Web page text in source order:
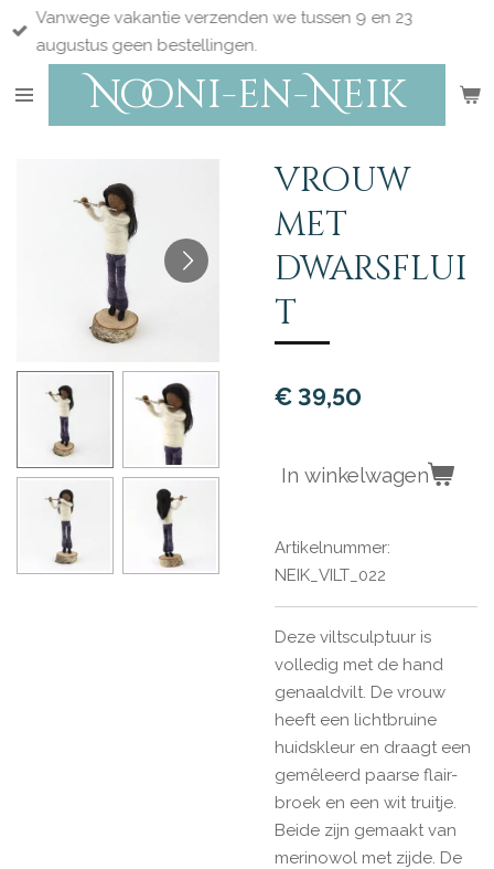
Ga
direct
de
Nooni-en-Neik
Vanwege vakantie verzenden we tussen 9 en 23
augustus geen bestellingen.
vrouw
met
dwarsflui
t
€ 39,50
In winkelwagen
Artikelnummer:
NEIK_VILT_022
Deze viltsculptuur is
volledig met de hand
genaaldvilt. De vrouw
heeft een lichtbruine
huidskleur en draagt een
gemêleerd paarse flair-
broek en een wit truitje.
Beide zijn gemaakt van
merinowol met zijde. De